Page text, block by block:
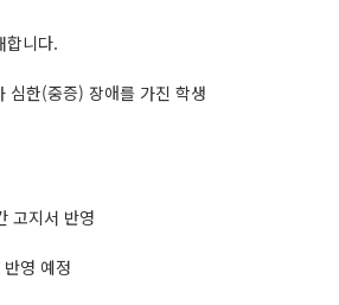
합니다.
심한(중증) 장애를 가진 학생
고지서 반영
영 예정